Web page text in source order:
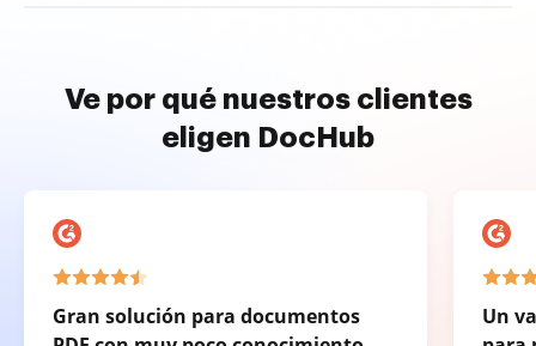
Ve por qué nuestros clientes
eligen DocHub
Gran solución para documentos
Un